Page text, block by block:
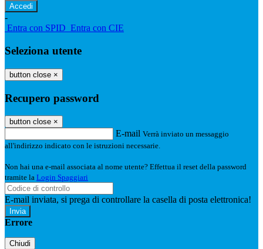
-
Entra con SPID Entra con CIE
Seleziona utente
button close ×
Recupero password
button close ×
E-mail Verrà inviato un messaggio
all'indirizzo indicato con le istruzioni necessarie.
Non hai una e-mail associata al nome utente? Effettua il reset della password
tramite la Login Spaggiari
E-mail inviata, si prega di controllare la casella di posta elettronica!
Errore
Chiudi